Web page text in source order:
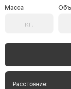
Масса
Расстояние: